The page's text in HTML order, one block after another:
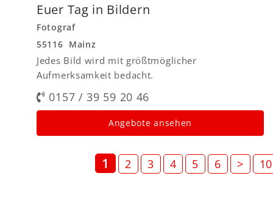
Euer Tag in Bildern
Fotograf
55116 Mainz
Jedes Bild wird mit größtmöglicher
Aufmerksamkeit bedacht.
0157 / 39 59 20 46
Angebote ansehen
1 2 3 4 5 6 > 10